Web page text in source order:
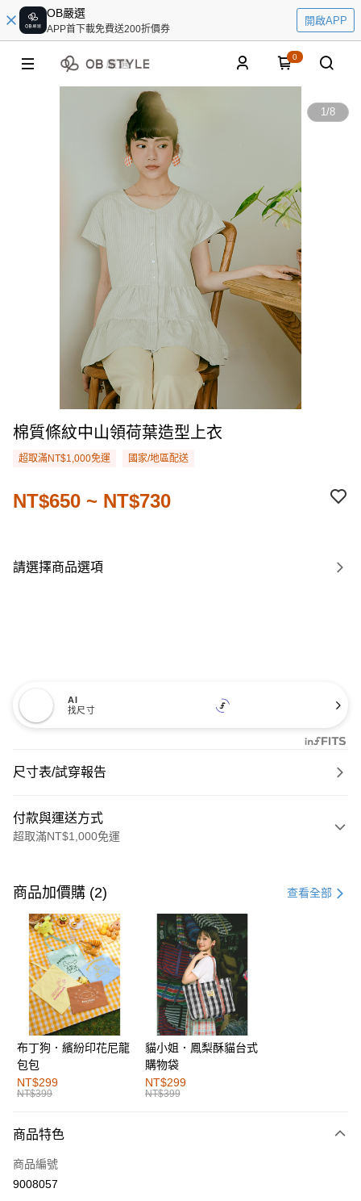
OB嚴選
APP首下載免費送200折價券
開啟APP
0
1/8
棉質條紋中山領荷葉造型上衣
超取滿NT$1,000免運 國家/地區配送
NT$650 ~ NT$730
請選擇商品選項
AI
找尺寸
尺寸表/試穿報告
付款與運送方式
超取滿NT$1,000免運
信用卡一次付款
購物金
超商取貨付款
LINE Pay
街口支付
運送方式
全家取貨付款
每筆NT$60，滿NT$1,000(含以上)免運費
付款後全家取貨
萊爾富取貨付款
商品加價購 (2) 查看全部
布丁狗．繽紛印花尼龍
包包
NT$299
NT$399
貓小姐．鳳梨酥貓台式
購物袋
NT$299
NT$399
商品特色
商品編號
9008057